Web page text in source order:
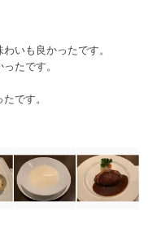
いも良かったです。
たです。
です。